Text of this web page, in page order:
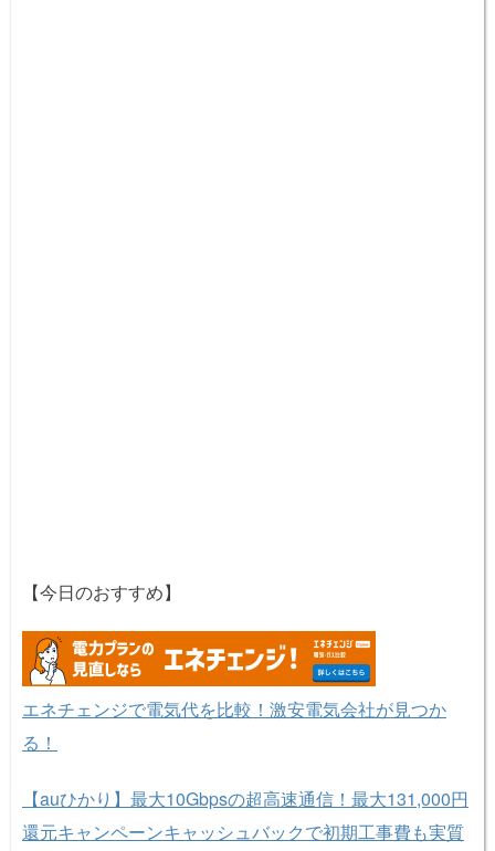
【今日のおすすめ】
エネチェンジで電気代を比較！激安電気会社が見つか
る！
【auひかり】最大10Gbpsの超高速通信！最大131,000円
還元キャンペーンキャッシュバックで初期工事費も実質